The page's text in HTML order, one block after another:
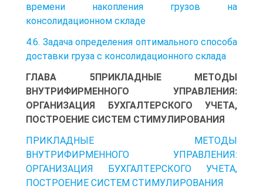
времени накопления грузов на
консолидационном складе
4.6. Задача определения оптимального способа
доставки груза с консолидационного склада
ГЛАВА 5ПРИКЛАДНЫЕ МЕТОДЫ
ВНУТРИФИРМЕННОГО УПРАВЛЕНИЯ:
ОРГАНИЗАЦИЯ БУХГАЛТЕРСКОГО УЧЕТА,
ПОСТРОЕНИЕ СИСТЕМ СТИМУЛИРОВАНИЯ
ПРИКЛАДНЫЕ МЕТОДЫ
ВНУТРИФИРМЕННОГО УПРАВЛЕНИЯ:
ОРГАНИЗАЦИЯ БУХГАЛТЕРСКОГО УЧЕТА,
ПОСТРОЕНИЕ СИСТЕМ СТИМУЛИРОВАНИЯ